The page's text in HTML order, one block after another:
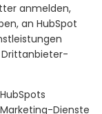
anmelden,
an HubSpot
Drittanbieter-
Dienste